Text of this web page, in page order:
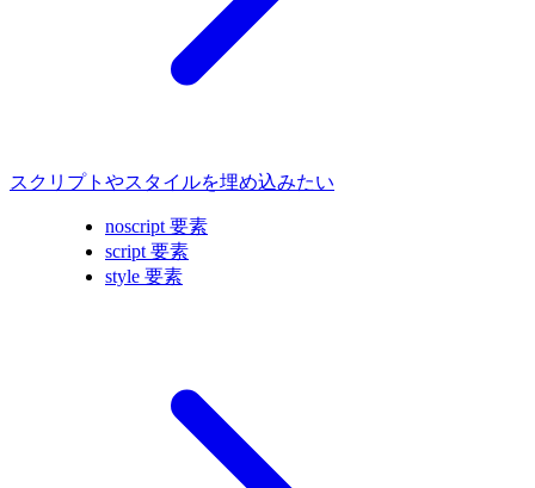
スクリプトやスタイルを埋め込みたい
noscript 要素
script 要素
style 要素